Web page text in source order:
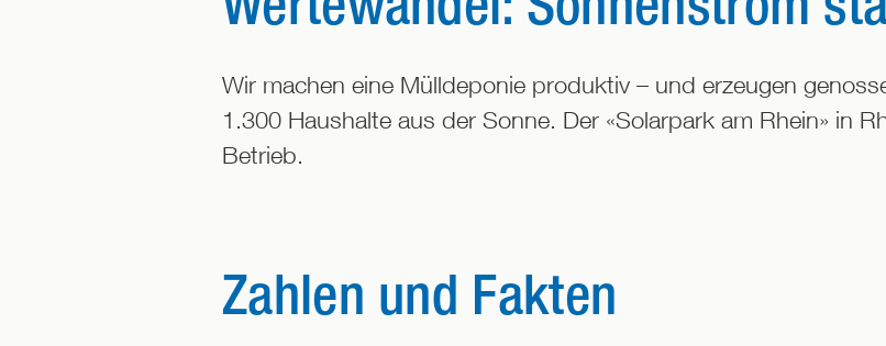
Wir machen eine Mülldeponie produktiv – und erzeugen
1.300 Haushalte aus der Sonne. Der «Solarpark am Rhein» in
Betrieb.
Zahlen und Fakten